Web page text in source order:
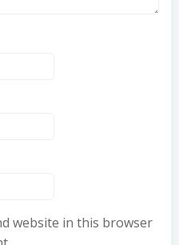
website in this browser